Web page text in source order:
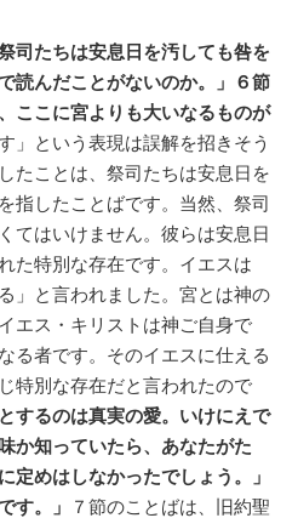
司たちは安息日を汚しても咎を
読んだことがないのか。」６節
ここに宮よりも大いなるものが
」という表現は誤解を招きそう
たことは、祭司たちは安息日を
指したことばです。当然、祭司
てはいけません。彼らは安息日
た特別な存在です。イエスは
」と言われました。宮とは神の
エス・キリストは神ご自身で
る者です。そのイエスに仕える
特別な存在だと言われたので
するのは真実の愛。いけにえで
か知っていたら、あなたがた
定めはしなかったでしょう。」
す。」
７節のことばは、旧約聖